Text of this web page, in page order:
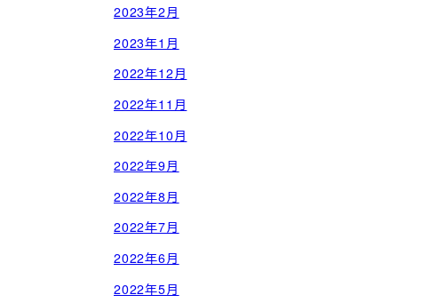
2023年2月
2023年1月
2022年12月
2022年11月
2022年10月
2022年9月
2022年8月
2022年7月
2022年6月
2022年5月